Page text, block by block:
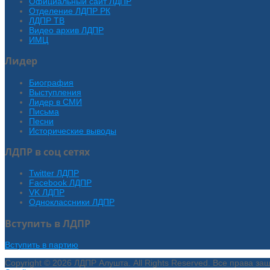
Отделение ЛДПР РК
ЛДПР ТВ
Видео архив ЛДПР
ИМЦ
Лидер
Биография
Выступления
Лидер в СМИ
Письма
Песни
Исторические выводы
ЛДПР в соц сетях
Twitter ЛДПР
Facebook ЛДПР
VK ЛДПР
Одноклассники ЛДПР
Вступить в ЛДПР
Вступить в партию
Copyright © 2026 ЛДПР Алушта. All Rights Reserved. Все права